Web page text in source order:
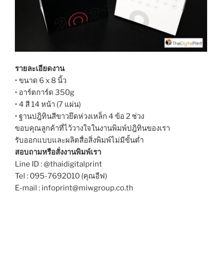
รายละเอียดงาน
• ขนาด 6 x 8 นิ้ว
• อาร์ตการ์ด 350g
• 4 สี 14 หน้า (7 แผ่น)
• ฐานปฎิทินสีขาวยึดห่วงเหล็ก 4 ข้อ 2 ช่วง
ขอบคุณลูกค้าที่ไว้วางใจในงานพิมพ์ปฎิทินของเรา
รับออกแบบและผลิตสื่อสิ่งพิมพ์ไม่มีขั้นต่ำ
สอบถามหรือสั่งงานพิมพ์เรา
Line ID : @thaidigitalprint
Tel : 095-7692010 (คุณอีฟ)
E-mail : infoprint@miwgroup.co.th